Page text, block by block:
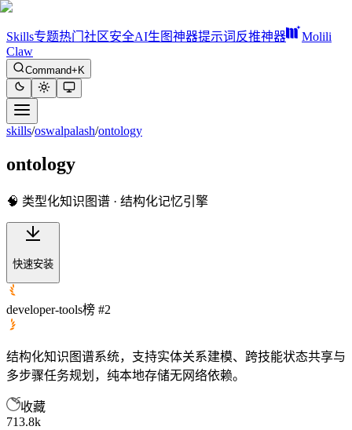
Skills专题热门 社区安全AI生图神器提示词反推神器
Molili
Claw
Command+K
skills/oswalpalash/ontology
ontology
🧠 类型化知识图谱 · 结构化记忆引擎
快速安装
developer-tools榜 #2
结构化知识图谱系统，支持实体关系建模、跨技能状态共享与
多步骤任务规划，纯本地存储无网络依赖。
收藏
713.8k